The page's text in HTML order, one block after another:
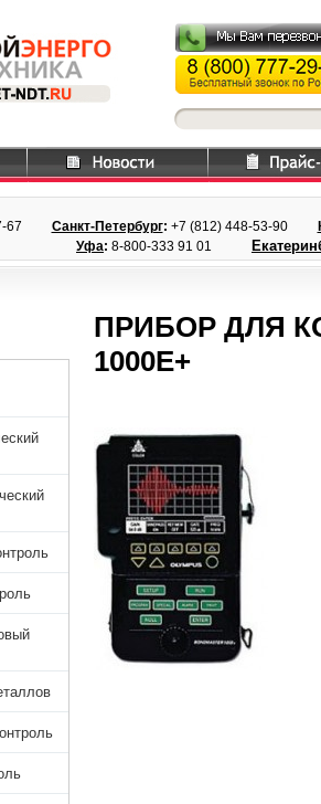
67 Санкт-Петербург: +7 (812) 448-53-90
Уфа: 8-800-333 91 01
ПРИБОР ДЛЯ
1000E+